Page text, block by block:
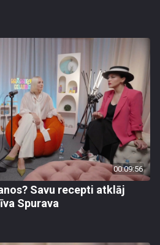
00:09:56
Savu recepti atklāj
Spurava